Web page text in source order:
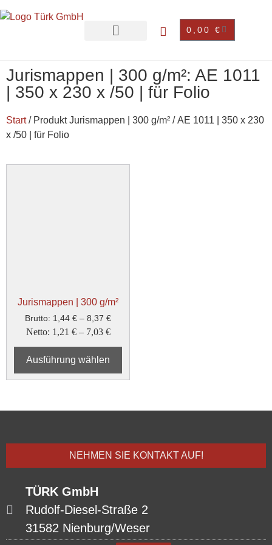
0,00 €
Jurismappen | 300 g/m²: AE 1011
| 350 x 230 x /50 | für Folio
Start/ Produkt Jurismappen | 300 g/m² / AE 1011 | 350 x 230
x /50 | für Folio
Jurismappen | 300 g/m²
Brutto: 1,44 € – 8,37 €
Netto: 1,21 € – 7,03 €
Ausführung wählen
NEHMEN SIE KONTAKT AUF!
TÜRK GmbH
Rudolf-Diesel-Straße 2
31582 Nienburg/Weser